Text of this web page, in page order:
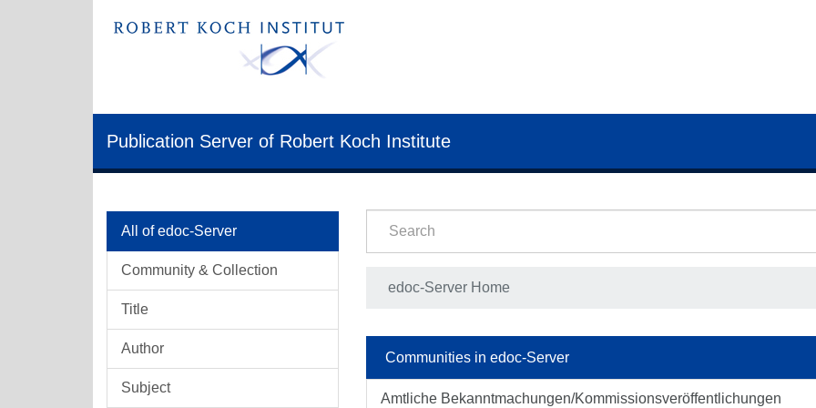
Publication Server of Robert Koch Institute
All of edoc-Server
Community & Collection
Title
Author
Subject
edoc-Server Home
Communities in edoc-Server
Amtliche Bekanntmachungen/Kommissionsveröffentlichungen